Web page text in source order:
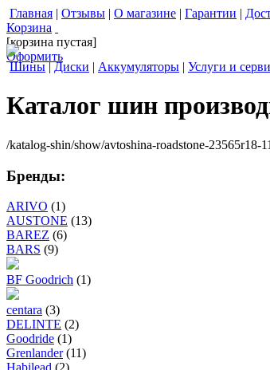
Главная | Отзывы | О магазине | Гарантии |
Корзина
[корзина пустая]
Оформить
Шины | Диски | Аккумуляторы | Услуги и
Каталог шин
/katalog-shin/show/avtoshina-roadstone-23565r18-
Бренды:
ARIVO (1)
AUSTONE (13)
BAREZ (6)
BARS (9)
BF Goodrich (1)
centara (3)
DELINTE (2)
Goodride (1)
Grenlander (11)